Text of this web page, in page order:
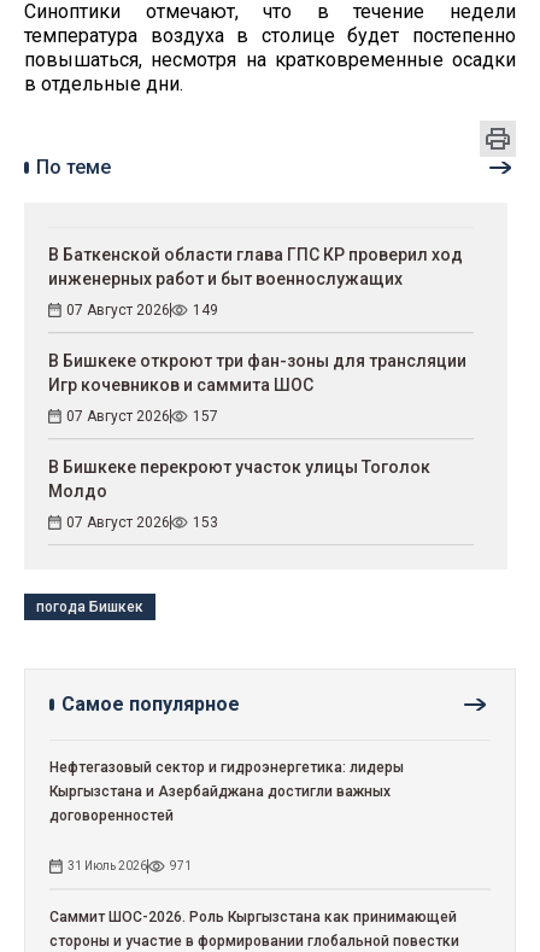
Синоптики отмечают, что в течение недели
температура воздуха в столице будет постепенно
повышаться, несмотря на кратковременные осадки
в отдельные дни.
По теме
В Баткенской области глава ГПС КР проверил ход
инженерных работ и быт военнослужащих
07 Август 2026 149
В Бишкеке откроют три фан-зоны для трансляции
Игр кочевников и саммита ШОС
07 Август 2026 157
В Бишкеке перекроют участок улицы Тоголок
Молдо
07 Август 2026 153
погода Бишкек
Самое популярное
Нефтегазовый сектор и гидроэнергетика: лидеры
Кыргызстана и Азербайджана достигли важных
договоренностей
31 Июль 2026 971
Саммит ШОС-2026. Роль Кыргызстана как принимающей
стороны и участие в формировании глобальной повестки